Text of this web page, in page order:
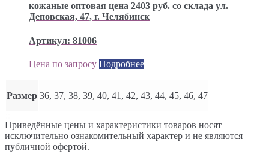
кожаные оптовая цена 2403 руб. со склада ул.
Деповская, 47, г. Челябинск
Артикул: 81006
Цена по запросу Подробнее
Размер 36, 37, 38, 39, 40, 41, 42, 43, 44, 45, 46, 47
Приведённые цены и характеристики товаров носят
исключительно ознакомительный характер и не являются
публичной офертой.